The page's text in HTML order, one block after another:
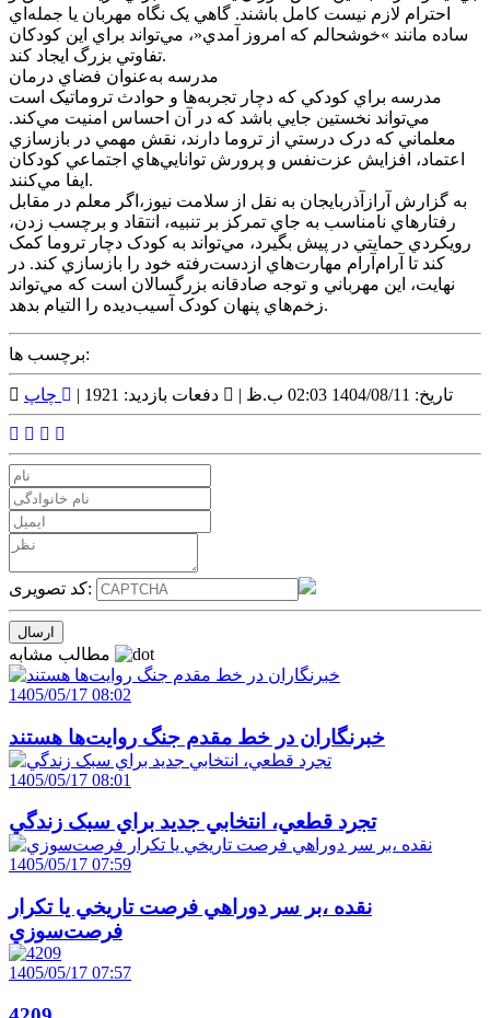
احترام لازم نيست کامل باشند. گاهي يک نگاه مهربان يا جمله‌اي
ساده مانند »خوشحالم که امروز آمدي«، مي‌تواند براي اين کودکان
تفاوتي بزرگ ايجاد کند.
مدرسه به‌عنوان فضاي درمان
مدرسه براي کودکي که دچار تجربه‌ها و حوادث تروماتيک است
مي‌تواند نخستين جايي باشد که در آن احساس امنيت ‌مي‌کند.
معلماني که درک درستي از تروما دارند، نقش مهمي در بازسازي
اعتماد، افزايش عزت‌نفس و پرورش توانايي‌هاي اجتماعي کودکان
ايفا مي‌کنند.
به گزارش آرازآذربايجان به نقل از سلامت نيوز،اگر معلم در مقابل
رفتارهاي نامناسب به جاي تمرکز بر تنبيه، انتقاد و برچسب زدن،
رويکردي حمايتي در پيش بگيرد، مي‌تواند به کودک دچار تروما کمک
کند تا آرام‌آرام مهارت‌هاي ازدست‌رفته‌ خود را بازسازي کند. در
نهايت، اين مهرباني و توجه صادقانه‌ بزرگسالان است که مي‌تواند
زخم‌هاي پنهان کودک آسيب‌ديده را التيام بدهد.
برچسب ها:
تاریخ: 1404/08/11 02:03 ب.ظ | دفعات بازدید: 1921 | چاپ
کد تصویری:
1405/05/17 08:02
خبرنگاران در خط مقدم جنگ روايت‌ها هستند
1405/05/17 08:01
تجرد قطعي، انتخابي جديد براي سبک زندگي
1405/05/17 07:59
نقده ،بر سر دوراهي فرصت تاريخي يا تکرار
فرصت‌سوزي
1405/05/17 07:57